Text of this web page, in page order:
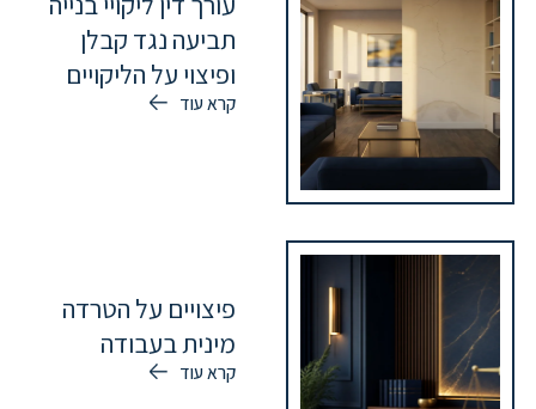
תביעה נגד קבלן
ופיצוי על הליקויים
קרא עוד
פיצויים על הטרדה
מינית בעבודה
קרא עוד